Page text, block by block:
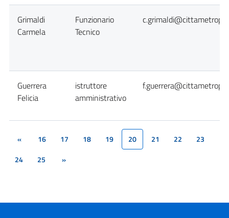
Grimaldi
Carmela
Funzionario
Tecnico
Guerrera
Felicia
istruttore
amministrativo
« 16 17 18 19 20(current)
21 22
23
24
25 »